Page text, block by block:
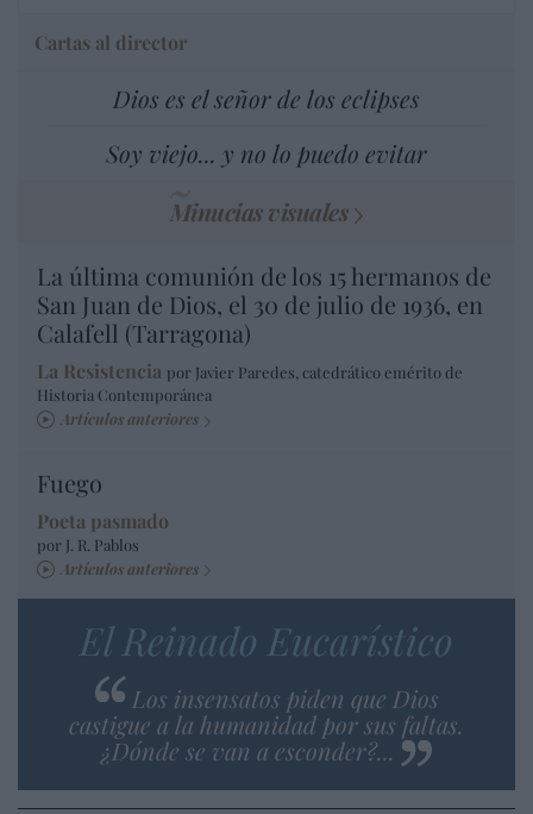
Cartas al director
Dios es el señor de los eclipses
Soy viejo... y no lo puedo evitar
Minucias visuales
La última comunión de los 15 hermanos de
San Juan de Dios, el 30 de julio de 1936, en
Calafell (Tarragona)
La Resistencia por Javier Paredes, catedrático emérito de
Historia Contemporánea
Artículos anteriores
Fuego
Poeta pasmado
por J. R. Pablos
Artículos anteriores
El Reinado Eucarístico
Los insensatos piden que Dios
castigue a la humanidad por sus faltas.
¿Dónde se van a esconder?...